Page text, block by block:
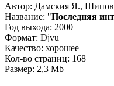
Автор: Дамския Я.,
Название: "Последняя
Год выхода: 2000
Формат: Djvu
Качество: хорошее
Кол-во страниц: 168
Размер: 2,3 Mb